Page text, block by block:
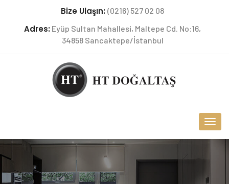
Bize Ulaşın: (0216) 527 02 08
Adres: Eyüp Sultan Mahallesi, Maltepe Cd. No:16,
34858 Sancaktepe/İstanbul